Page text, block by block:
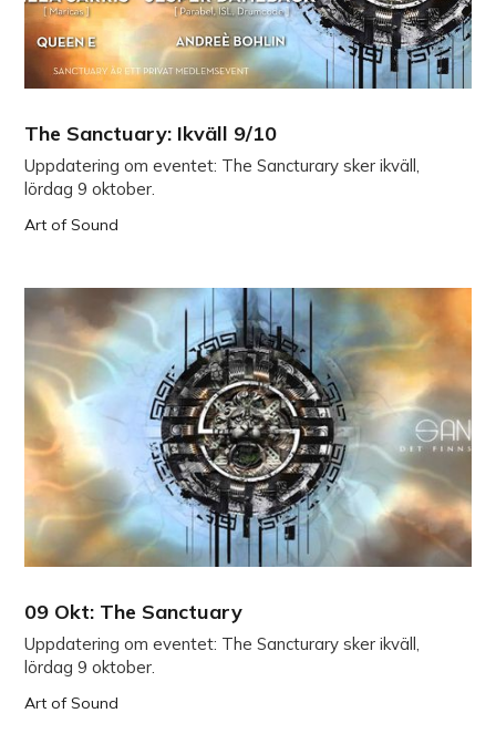
The Sanctuary: Ikväll 9/10
Uppdatering om eventet: The Sancturary sker ikväll,
lördag 9 oktober.
Art of Sound
09 Okt: The Sanctuary
Uppdatering om eventet: The Sancturary sker ikväll,
lördag 9 oktober.
Art of Sound